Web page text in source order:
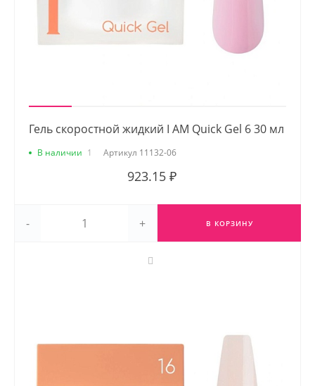
Гель скоростной жидкий I AM Quick Gel 6 30 мл
В наличии 1 Артикул 11132-06
923.15 ₽
- + В КОРЗИНУ